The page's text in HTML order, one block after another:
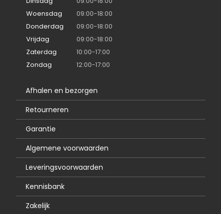
Woensdag
09:00-18:00
Donderdag
09:00-18:00
Vrijdag
09:00-18:00
Zaterdag
10:00-17:00
Zondag
12:00-17:00
Afhalen en bezorgen
Retourneren
Garantie
Algemene voorwaarden
Leveringsvoorwaarden
Kennisbank
Zakelijk